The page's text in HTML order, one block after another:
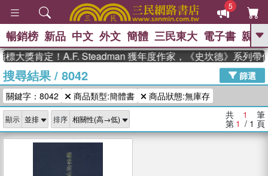
5
GO
高希均教授回憶錄
、 The Odyssey 、 父親節 、 如果歷
史是一群喵 、 暑期推薦 、
獎 臺灣漫遊錄 、 方念華 、 台灣的李
登輝時代
數學女孩：黎曼猜想 、
偉大的迷走神經
暢銷榜 新品 中文 外文 簡體 三民東大 電子書 親子
大獎肯定！A.F. Steadman 獲年度作家，《史坎德》系列帶
搜尋結果/ 8042
篩選
關鍵字：8042
商品類型:簡體書 商品狀態:無庫存
顯示 排序 共 1 筆
第 1 / 1 頁